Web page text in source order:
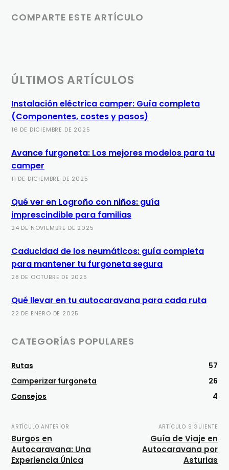
COMPARTE ESTE ARTÍCULO
ÚLTIMOS ARTÍCULOS
Instalación eléctrica camper: Guía completa
(Componentes, costes y pasos)
16 DE DICIEMBRE DE 2025
Avance furgoneta: Los mejores modelos para tu
camper
11 DE DICIEMBRE DE 2025
Qué ver en Logroño con niños: guía
imprescindible para familias
24 DE NOVIEMBRE DE 2025
Caducidad de los neumáticos: guía completa
para mantener tu furgoneta segura
28 DE OCTUBRE DE 2025
Qué llevar en tu autocaravana para cada ruta
22 DE ENERO DE 2025
CATEGORÍAS POPULARES
Rutas
57
Camperizar furgoneta
26
Consejos
4
ARTÍCULO ANTERIOR
Burgos en
Autocaravana: Una
Experiencia Única
ARTÍCULO SIGUIENTE
Guía de Viaje en
Autocaravana por
Asturias